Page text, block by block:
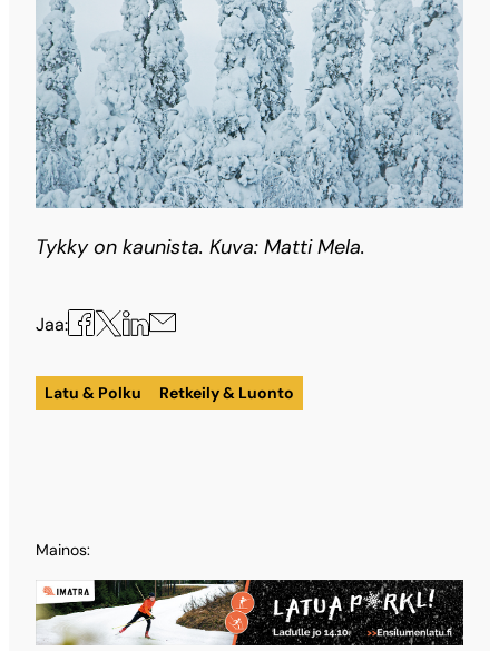
Tykky on kaunista. Kuva: Matti Mela.
Jaa: Jaa
Facebookissa
Jaa
X:ssä
Jaa
LinkedInissä
Jaa
sähköpostilla
Latu & Polku Retkeily & Luonto
Mainos: